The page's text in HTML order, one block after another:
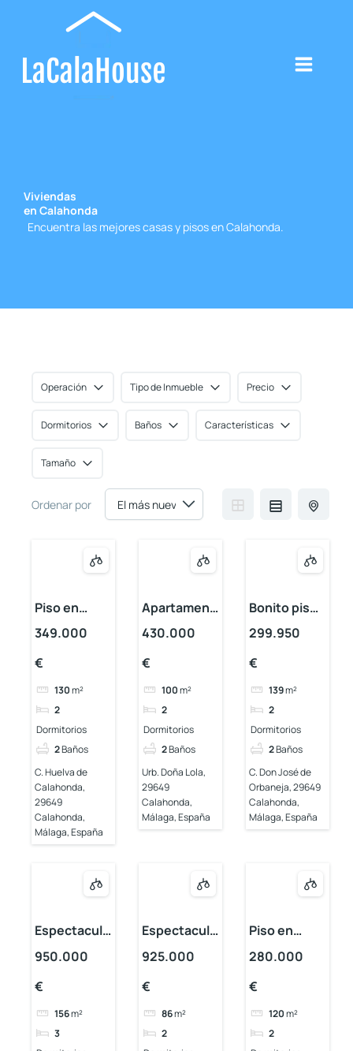
Viviendas
en Calahonda
Encuentra las mejores casas y pisos en Calahonda.
Operación Tipo de Inmueble Precio
Dormitorios Baños Características
Tamaño
Ordenar por
Piso en
Calahonda
349.000
€
130m²
2
Dormitorios
2Baños
C. Huelva de
Calahonda,
29649
Calahonda,
Málaga, España
Apartament
o en
430.000
€
100m²
2
Dormitorios
2Baños
Urb. Doña Lola,
29649
Calahonda,
Málaga, España
Bonito piso
en
299.950
€
139m²
2
Dormitorios
2Baños
C. Don José de
Orbaneja, 29649
Calahonda,
Málaga, España
Espectacula
r piso en
línea de mar
950.000
€
156m²
3
Espectacula
r piso en
925.000
€
86m²
2
Piso en
Calahonda
280.000
€
120m²
2